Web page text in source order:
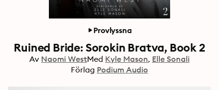
Provlyssna
Ruined Bride: Sorokin Bratva, Book 2
Av Naomi WestMed Kyle Mason Elle Sonali
Förlag Podium Audio